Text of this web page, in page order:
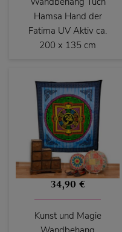
Hamsa Hand der
Fatima UV Aktiv ca.
200 x 135 cm
34,90 €
Kunst und Magie